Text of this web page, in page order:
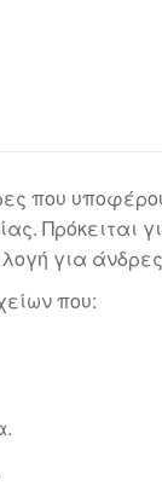
που
Πρόκειται
για
που: